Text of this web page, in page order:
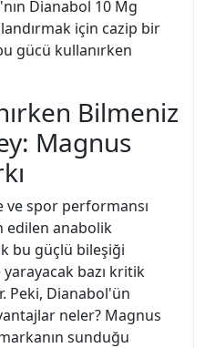
Dianabol 10 Mg
için cazip bir
gücü kullanırken
Bilmeniz
Magnus
spor performansı
edilen anabolik
bu güçlü bileşiği
bazı kritik
Peki, Dianabol'ün
neler? Magnus
sunduğu